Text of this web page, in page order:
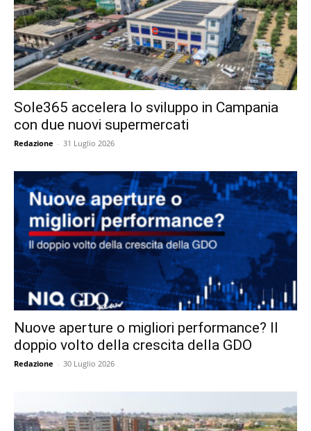
Sole365 accelera lo sviluppo in Campania
con due nuovi supermercati
Redazione - 31 Luglio 2026
Nuove aperture o migliori performance? Il
doppio volto della crescita della GDO
Redazione - 30 Luglio 2026